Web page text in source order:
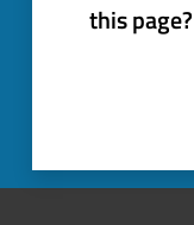
this page?